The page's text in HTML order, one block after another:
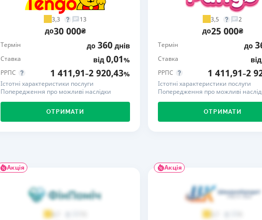
РЕЙТИНГ ДЕБЕТОВИХ
ЩОМІСЯЧНИЙ ОГЛЯД
КЕШБЕКУ
ПУТІВНИКИ ПО
БАНКІВСЬКИХ КАРТКАХ
ВСІ
СТРАХОВІ
ВІДГУКИ
КОМПАНІЇ
ДОСТАВКА
3,3 13
до30 000₴
Термін до 360 днів
Ставка від 0,01%
РРПС 1 411,91–2 920,43%
Істотні характеристики послуги
Попередження про можливі наслідки
ОТРИМАТИ
3,5 2
до25 000₴
Термін до
Ставка від
РРПС 1 411,91–2
Істотні характеристики послуги
Попередження про можливі
ОТРИМАТИ
Акція
4,7
Акція
3,7